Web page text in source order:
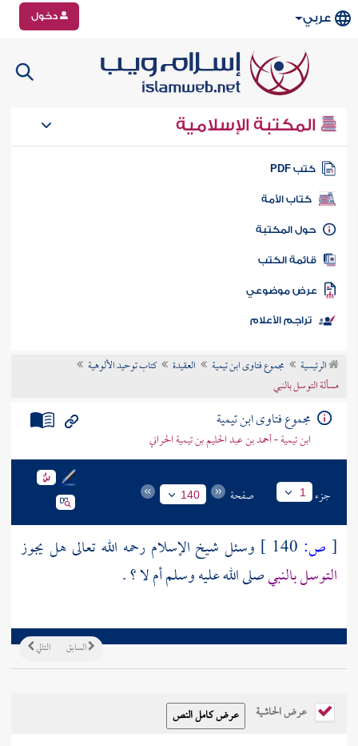
عربي دخول
المكتبة الإسلامية
كتب PDF
كتاب الأمة
المكتبة
الكتب
موضوعي
تراجم الأعلام
الرئيسية مجموع فتاوى ابن تيمية العقيدة
كتاب توحيد الألوهية
مسألة التوسل بالنبي
مجموع فتاوى ابن تيمية
ابن تيمية - أحمد بن عبد الحليم بن تيمية الحراني
جزء 1 صفحة 140
[ ص:
وسئل شيخ الإسلام رحمه الله تعالى هل يجوز
التوسل بالنبيصلى الله عليه وسلم أم لا ؟ .
التالي السابق
عرض الحاشية